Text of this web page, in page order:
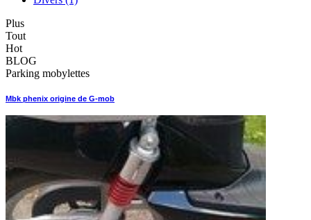
Plus
Tout
Hot
BLOG
Parking mobylettes
Mbk phenix origine de G-mob